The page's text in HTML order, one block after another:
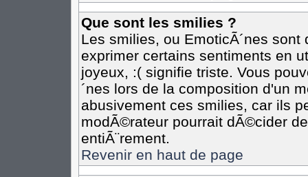
Que sont les smilies ?
Les smilies, ou EmoticÃ´nes
exprimer certains sentiments en
joyeux, :( signifie triste. Vous
´nes lors de la composition d'un
abusivement ces smilies, car ils
modÃ©rateur pourrait dÃ©cider
entiÃ¨rement.
Revenir en haut de page